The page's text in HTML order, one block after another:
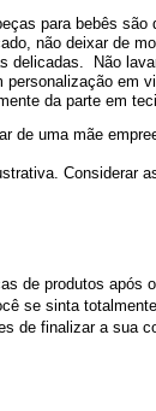
para bebês são
não deixar de
delicadas.  Não
personalização em
da parte em
de uma mãe
Considerar
de produtos após
se sinta
de finalizar a sua